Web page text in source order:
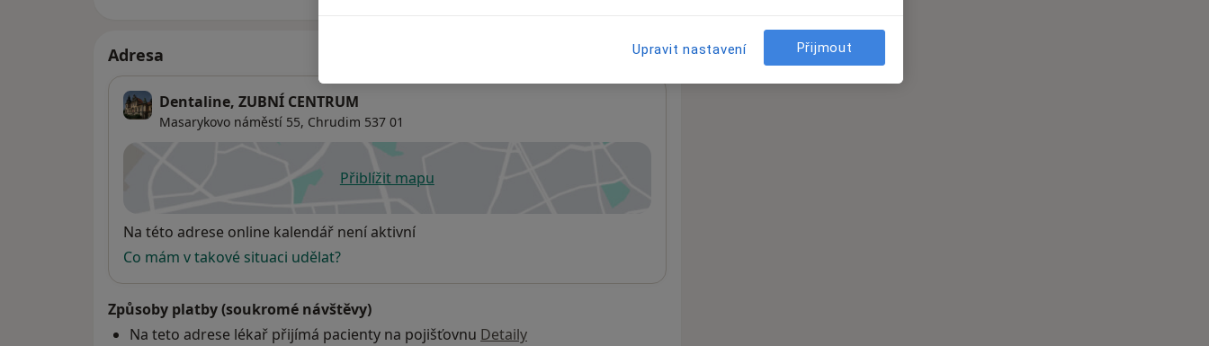
Adresa
Dentaline, ZUBNÍ CENTRUM
Masarykovo náměstí 55, Chrudim 537 01
Přiblížit mapuse otevře v nové záložce
Dostupnost
Na této adrese online kalendář není aktivní
Co mám v takové situaci udělat?
Způsoby platby (soukromé návštěvy)
Na teto adrese lékař přijímá pacienty na pojišťovnu Detaily
Upravit nastavení Přijmout